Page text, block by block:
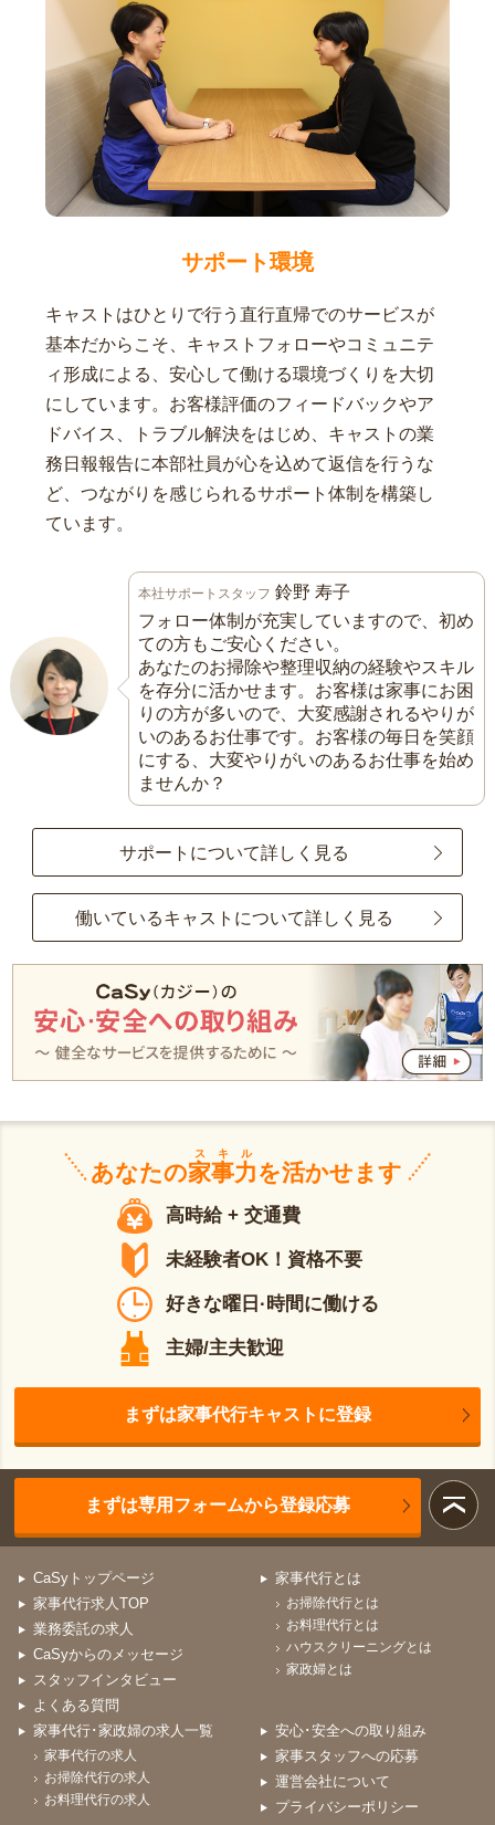
サポート環境
キャストはひとりで行う直行直帰でのサービスが
基本だからこそ、キャストフォローやコミュニテ
ィ形成による、安心して働ける環境づくりを大切
にしています。お客様評価のフィードバックやア
ドバイス、トラブル解決をはじめ、キャストの業
務日報報告に本部社員が心を込めて返信を行うな
ど、つながりを感じられるサポート体制を構築し
ています。
本社サポートスタッフ 鈴野 寿子
フォロー体制が充実していますので、初め
ての方もご安心ください。
あなたのお掃除や整理収納の経験やスキル
を存分に活かせます。お客様は家事にお困
りの方が多いので、大変感謝されるやりが
いのあるお仕事です。お客様の毎日を笑顔
にする、大変やりがいのあるお仕事を始め
ませんか？
サポートについて詳しく見る
働いているキャストについて詳しく見る
あなたの家事力
スキル
を活かせます
高時給 + 交通費
未経験者OK！資格不要
好きな曜日·時間に働ける
主婦/主夫歓迎
まずは家事代行キャストに登録
まずは専用フォームから登録応募
CaSyトップページ
家事代行求人TOP
業務委託の求人
CaSyからのメッセージ
スタッフインタビュー
よくある質問
家事代行とは
お掃除代行とは
お料理代行とは
ハウスクリーニングとは
家政婦とは
家事代行･家政婦の求人一覧
家事代行の求人
お掃除代行の求人
お料理代行の求人
安心･安全への取り組み
家事スタッフへの応募
運営会社について
プライバシーポリシー